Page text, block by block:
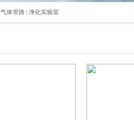
体管路 | 净化实验室